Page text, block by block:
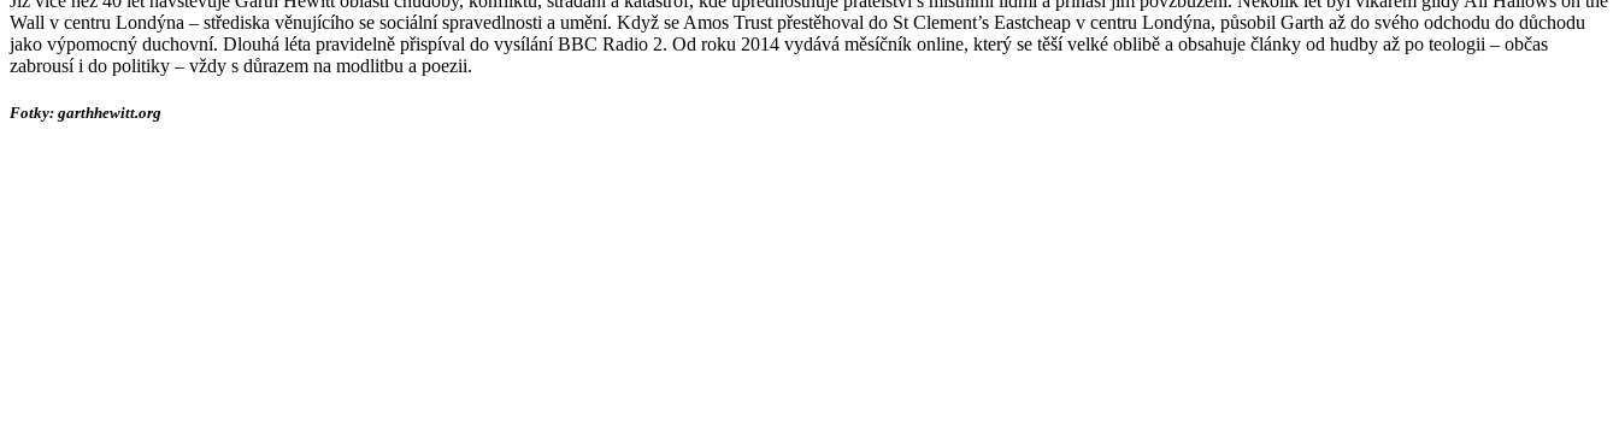
Wall v centru Londýna – střediska věnujícího se sociální spravedlnosti a umění. Když se Amos Trust přestěhoval do St Clement’s Eastcheap v centru Londýna, působil Garth až do svého odchodu do důchodu
jako výpomocný duchovní. Dlouhá léta pravidelně přispíval do vysílání BBC Radio 2. Od roku 2014 vydává měsíčník online, který se těší velké oblibě a obsahuje články od hudby až po teologii – občas
zabrousí i do politiky – vždy s důrazem na modlitbu a poezii.
Fotky: garthhewitt.org